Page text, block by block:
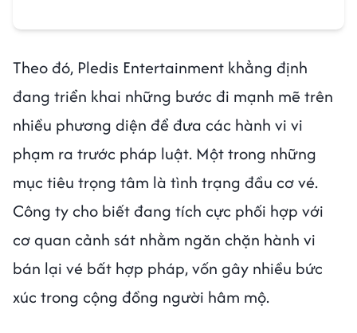
Theo đó, Pledis Entertainment khẳng định
đang triển khai những bước đi mạnh mẽ trên
nhiều phương diện để đưa các hành vi vi
phạm ra trước pháp luật. Một trong những
mục tiêu trọng tâm là tình trạng đầu cơ vé.
Công ty cho biết đang tích cực phối hợp với
cơ quan cảnh sát nhằm ngăn chặn hành vi
bán lại vé bất hợp pháp, vốn gây nhiều bức
xúc trong cộng đồng người hâm mộ.